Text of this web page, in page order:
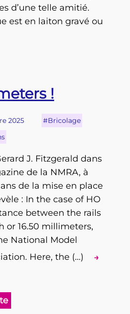
d’une telle amitié.
est en laiton gravé ou
!
2025
#Bricolage
J. Fitzgerald dans
de la NMRA, à
de la mise en place
: In the case of HO
between the rails
or 16.50 millimeters,
National Model
Here, the (…)
→